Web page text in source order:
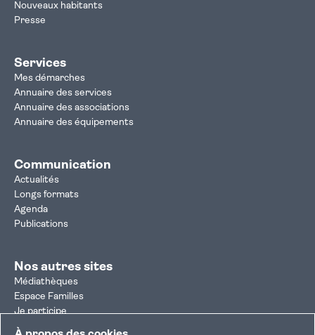
Nouveaux habitants
Presse
Services
Mes démarches
Annuaire des services
Annuaire des associations
Annuaire des équipements
Communication
Actualités
Longs formats
Agenda
Publications
Nos autres sites
Médiathèques
Espace Familles
Je participe
Autorisation d'urbanisme